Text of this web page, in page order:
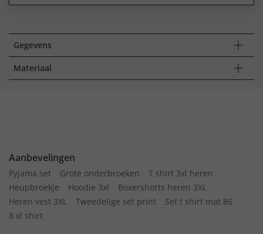
Gegevens
Materiaal
Aanbevelingen
Pyjama set Grote onderbroeken
T shirt 3xl heren
Heupbroekje
Hoodie 3xl
Boxershorts heren 3XL
Heren vest 3XL
Tweedelige set print
Set t shirt mat 86
8 xl shirt